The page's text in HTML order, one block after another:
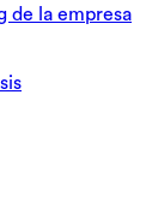
de la empresa